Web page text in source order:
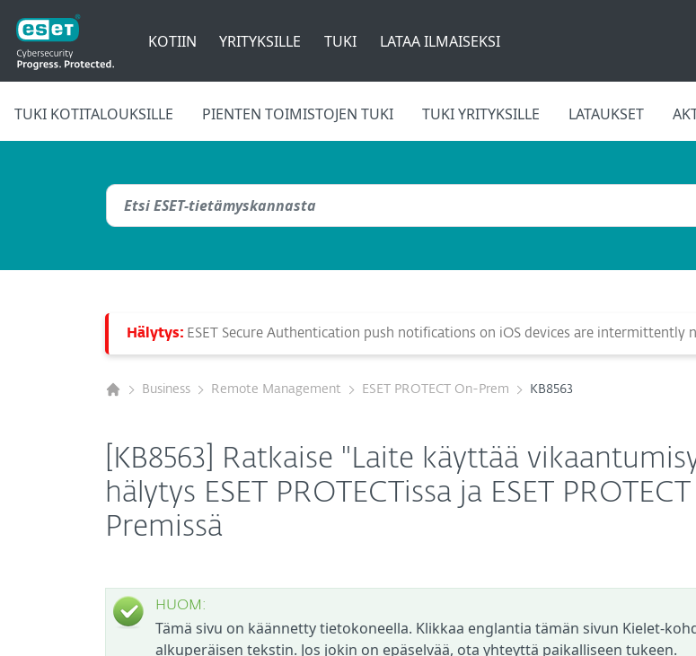
KOTIIN YRITYKSILLE TUKI LATAA ILMAISEKSI
TUKI KOTITALOUKSILLE PIENTEN TOIMISTOJEN TUKI TUKI YRITYKSILLE LATAUKSET
Hälytys: ESET Secure Authentication push notifications on iOS devices are intermittently
Business Remote Management ESET PROTECT On-Prem KB8563
[KB8563] Ratkaise "Laite käyttää
hälytys ESET PROTECTissa ja ESET
Premissä
HUOM:
Tämä sivu on käännetty tietokoneella. Klikkaa englantia tämän sivun Kielet-
alkuperäisen tekstin. Jos jokin on epäselvää, ota yhteyttä paikalliseen tukeen.